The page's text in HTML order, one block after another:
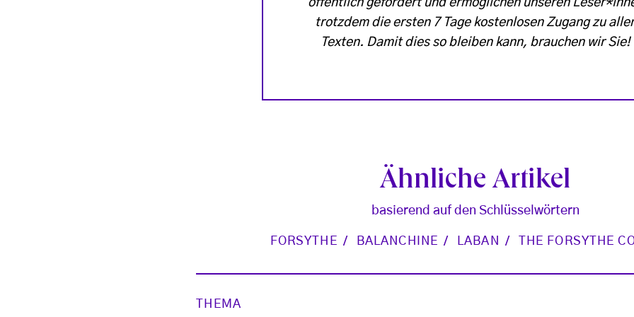
öffentlich gefördert und ermöglichen unseren
trotzdem die ersten 7 Tage kostenlosen Zugang zu
Texten. Damit dies so bleiben kann, brauchen wir Sie!
Ähnliche Artikel
basierend auf den Schlüsselwörtern
FORSYTHE BALANCHINE LABAN THE FORSYTHE
THEMA